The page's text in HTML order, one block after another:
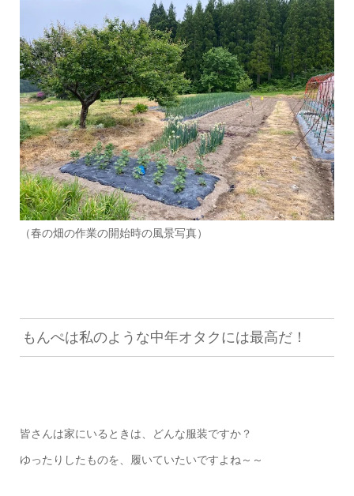
（春の畑の作業の開始時の風景写真）
もんぺは私のような中年オタクには最高だ！
皆さんは家にいるときは、どんな服装ですか？
ゆったりしたものを、履いていたいですよね～～